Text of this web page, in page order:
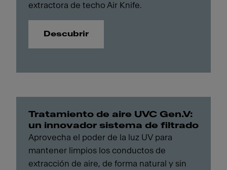
extractora de techo Air Knife.
Descubrir
Tratamiento de aire UVC Gen.V:
un innovador sistema de filtrado
Aprovecha el poder de la luz UV para
mantener limpios los conductos de
extracción de aire, de forma natural y sin